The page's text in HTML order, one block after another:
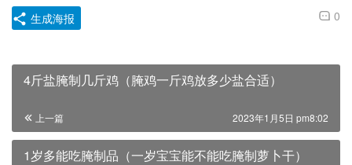
0
生成海报
4斤盐腌制几斤鸡（腌鸡一斤鸡放多少盐合适）
上一篇 2023年1月5日 pm8:02
1岁多能吃腌制品（一岁宝宝能不能吃腌制萝卜干）